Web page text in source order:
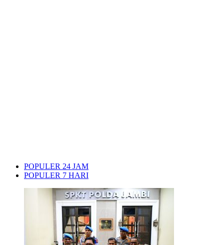
POPULER 24 JAM
POPULER 7 HARI